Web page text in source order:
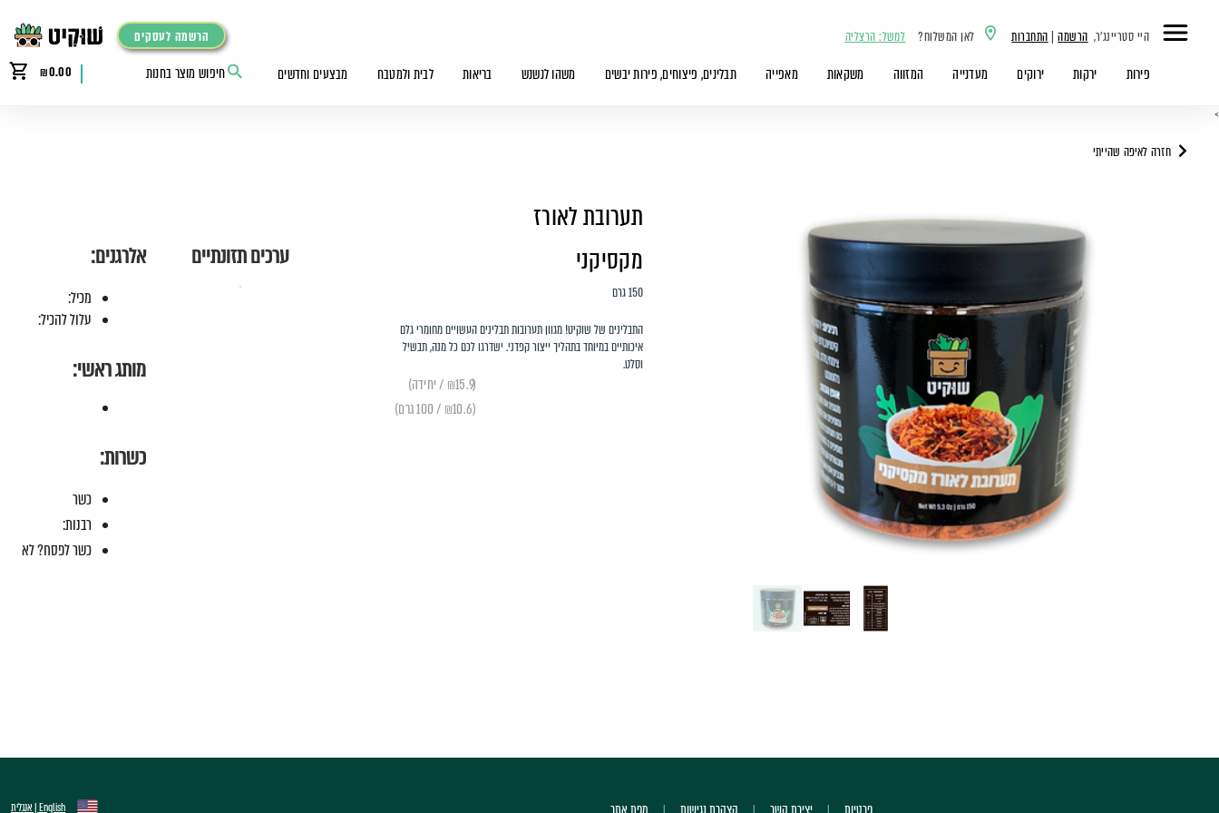
היי סטריינג'ר, הרשמה| התחברות לאן המשלוח? למשל: הרצליה הרשמה לעסקים
פירות ירקות ירוקים מעדנייה המזווה משקאות מאפייה תבלינים, פיצוחים, פירות יבשים משהו לנשנש בריאות לבית ולמטבח מבצעים וחדשים ₪0.00
>
חזרה לאיפה שהייתי
תערובת לאורז
מקסיקני
150 גרם
התבלינים של שוקיט! מגוון תערובות תבלינים העשויים מחומרי גלם
איכותיים במיוחד בתהליך ייצור קפדני. ישדרגו לכם כל מנה, תבשיל
וסלט.
(₪15.9 / יחידה)
(₪10.6 / 100 גרם)
ערכים תזונתיים אלרגנים:
מכיל:
עלול להכיל:
מותג ראשי:
כשרות:
כשר
רבנות:
כשר לפסח? לא
English | אנגלית